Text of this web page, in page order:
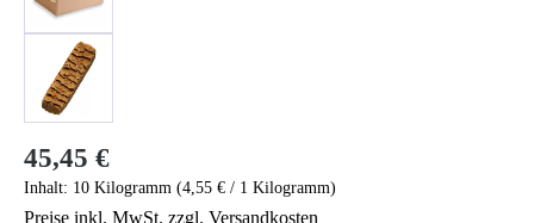
Regulärer Preis:
45,45 €
Inhalt: 10 Kilogramm (4,55 € / 1 Kilogramm)
Preise inkl. MwSt. zzgl. Versandkosten